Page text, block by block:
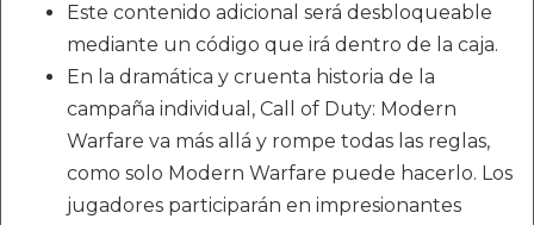
Este contenido adicional será desbloqueable
mediante un código que irá dentro de la caja.
En la dramática y cruenta historia de la
campaña individual, Call of Duty: Modern
Warfare va más allá y rompe todas las reglas,
como solo Modern Warfare puede hacerlo. Los
jugadores participarán en impresionantes